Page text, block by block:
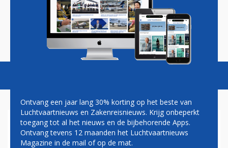
Magazine Podcasts Vacatures
KABUL
Ontvang een jaar lang 30% korting op het beste van
Luchtvaartnieuws en Zakenreisnieuws. Krijg onbeperkt
toegang tot al het nieuws en de bijbehorende Apps.
Ontvang tevens 12 maanden het Luchtvaartnieuws
Magazine in de mail of op de mat.